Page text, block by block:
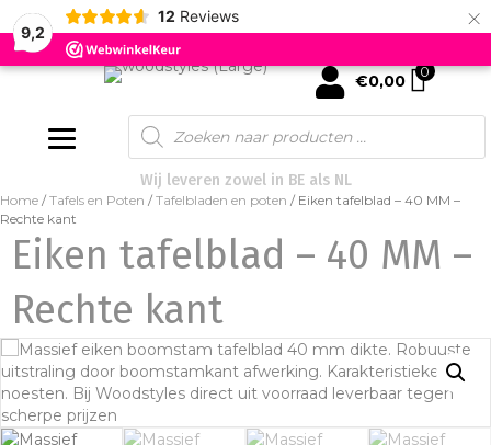
9,2
12 Reviews ×
mijn account
€0,00 0
Products
search
Wij leveren zowel in BE als NL
Home / Tafels en Poten / Tafelbladen en poten / Eiken tafelblad – 40 MM –
Rechte kant
Eiken tafelblad – 40 MM –
Rechte kant